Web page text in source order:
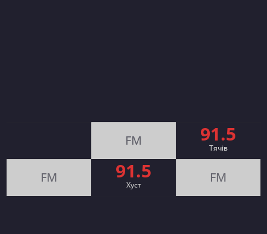
FM 91.5
Тячів
FM 91.5
Хуст FM